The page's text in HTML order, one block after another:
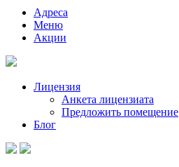
Адреса
Меню
Акции
Лицензия
Анкета лицензиата
Предложить помещение
Блог